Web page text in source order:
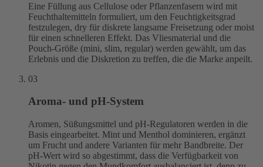
Eine Füllung aus Cellulose oder Pflanzenfasern wird mit
Feuchthaltemitteln formuliert, um den Feuchtigkeitsgrad
festzulegen, dry für diskrete langsame Freisetzung oder moist
für einen schnelleren Effekt. Das Vliesmaterial und die
Pouch-Größe (mini, slim, regular) werden gewählt, um das
Erlebnis und die Diskretion zu treffen, die die Marke anpeilt.
03
Aroma- und pH-System
Aromen, Süßungsmittel und pH-Regulatoren werden in die
Basis eingearbeitet. Mint und Menthol dominieren, ergänzt
um Frucht und andere Varianten für mehr Bandbreite. Der
pH-Wert wird so abgestimmt, dass die Verfügbarkeit von